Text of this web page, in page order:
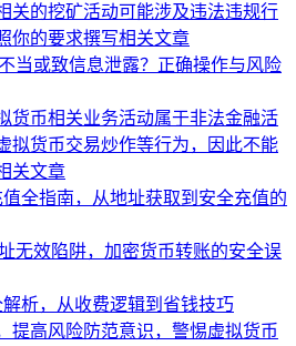
关的挖矿活动可能涉及违法违规行
你的要求撰写相关文章
当或致信息泄露？正确操作与风险
货币相关业务活动属于非法金融活
拟货币交易炒作等行为，因此不能
关文章
值全指南，从地址获取到安全充值的
无效陷阱，加密货币转账的安全误
析，从收费逻辑到省钱技巧
提高风险防范意识，警惕虚拟货币